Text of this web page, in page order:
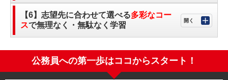
【6】志望先に合わせて選べる多彩なコー
スで無理なく・無駄なく学習
公務員への第一歩はココからスタート！